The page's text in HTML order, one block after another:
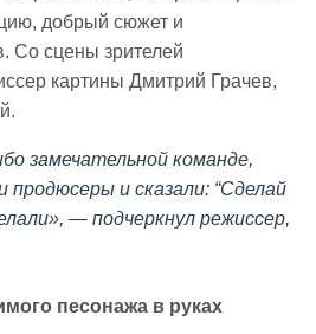
добрый сюжет и
Со сцены зрителей
картины Дмитрий Грачев,
замечательной команде,
и сказали: “Сделай
— подчеркнул режиссер,
песонажа в руках